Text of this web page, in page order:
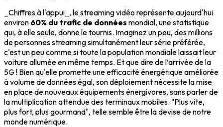
_Chiffres à l'appui_, le streaming vidéo représente aujourd'hui
environ 60% du trafic de données mondial, une statistique
qui, à elle seule, donne le tournis. Imaginez un peu, des millions
de personnes streaming simultanément leur série préférée,
c'est un peu comme si toute la population mondiale laissait leur
voiture allumée en même temps. Et que dire de l’arrivée de la
5G ! Bien qu'elle promette une efficacité énergétique améliorée
à volume de données égal, son déploiement nécessite la mise
en place de nouveaux équipements énergivores, sans parler de
la multiplication attendue des terminaux mobiles. "Plus vite,
plus fort, plus gourmand", telle semble être la devise de notre
monde numérique.